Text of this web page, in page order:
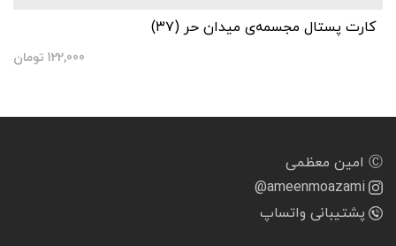
کارت پستال مجسمه‌ی میدان حر (۳۷)
122,000 تومان
Ⓒ امین معظمی
@ameenmoazami
پشتیبانی واتساپ